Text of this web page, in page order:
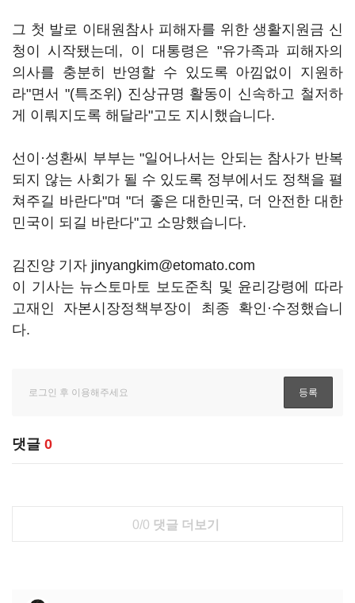
그 첫 발로 이태원참사 피해자를 위한 생활지원금 신
청이 시작됐는데, 이 대통령은 "유가족과 피해자의
의사를 충분히 반영할 수 있도록 아낌없이 지원하
라"면서 "(특조위) 진상규명 활동이 신속하고 철저하
게 이뤄지도록 해달라"고도 지시했습니다.
선이·성환씨 부부는 "일어나서는 안되는 참사가 반복
되지 않는 사회가 될 수 있도록 정부에서도 정책을 펼
쳐주길 바란다"며 "더 좋은 대한민국, 더 안전한 대한
민국이 되길 바란다"고 소망했습니다.
김진양 기자 jinyangkim@etomato.com
이 기사는 뉴스토마토 보도준칙 및 윤리강령에 따라
고재인 자본시장정책부장이 최종 확인·수정했습니
다.
댓글 0
0/0 댓글 더보기